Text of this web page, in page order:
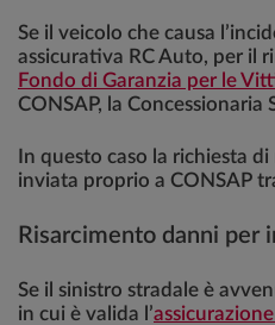
Se il veicolo che causa
assicurativa RC Auto, per il
Fondo di Garanzia per le
CONSAP, la
In questo caso la richiesta
inviata proprio a CONSAP
Risarcimento danni per
Se il sinistro stradale è
in cui è valida l’